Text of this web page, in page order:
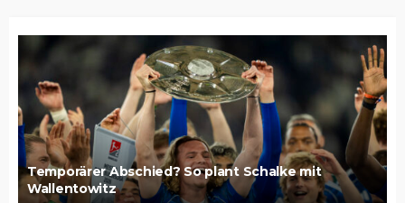
Temporärer Abschied? So plant Schalke mit
Wallentowitz